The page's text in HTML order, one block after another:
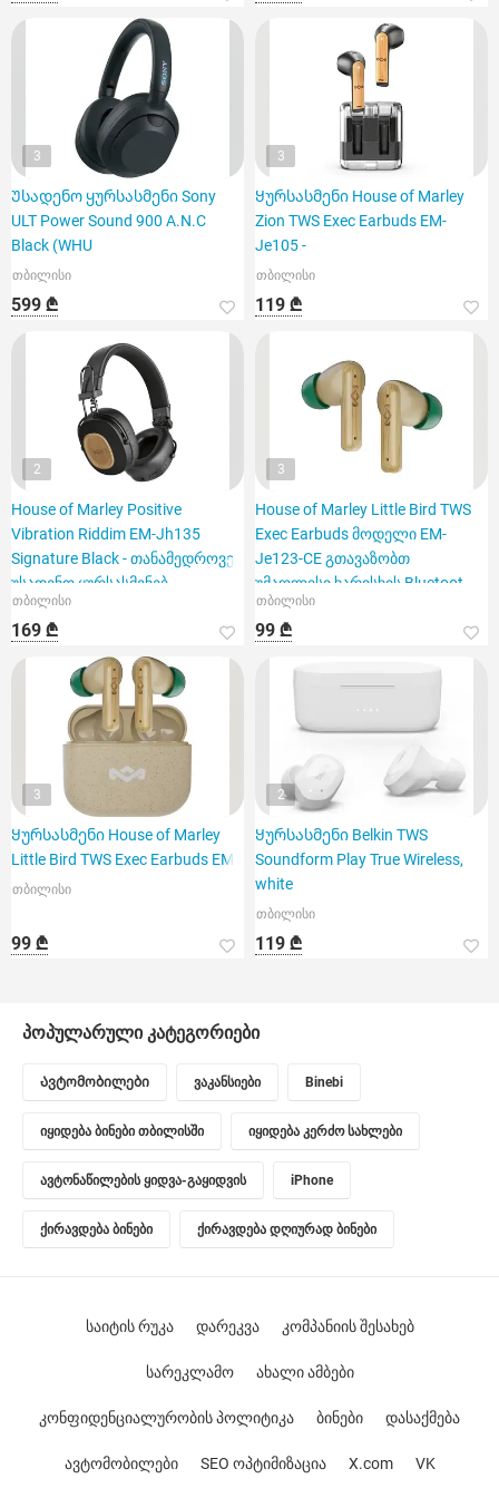
3
Უსადენო ყურსასმენი Sony
ULT Power Sound 900 A.N.C
Black (WHU
თბილისი
599 ₾
3
Ყურსასმენი House of Marley
Zion TWS Exec Earbuds EM-
Je105 -
თბილისი
119 ₾
2
House of Marley Positive
Vibration Riddim EM-Jh135
Signature Black - თანამედროვე
უსადენო ყურსასმენებ
თბილისი
169 ₾
3
House of Marley Little Bird TWS
Exec Earbuds მოდელი EM-
Je123-CE გთავაზობთ
უმაღლესი ხარისხის Bluetoot
თბილისი
99 ₾
3
Ყურსასმენი House of Marley
Little Bird TWS Exec Earbuds EM-
თბილისი
99 ₾
2
Ყურსასმენი Belkin TWS
Soundform Play True Wireless,
white
თბილისი
119 ₾
პოპულარული კატეგორიები
Ავტომობილები ვაკანსიები Binebi
იყიდება ბინები თბილისში იყიდება კერძო სახლები
ავტონაწილების ყიდვა-გაყიდვის iPhone
ქირავდება ბინები ქირავდება დღიურად ბინები
საიტის რუკა დარეკვა კომპანიის შესახებ
სარეკლამო ახალი ამბები
კონფიდენციალურობის პოლიტიკა ბინები დასაქმება
ავტომობილები SEO ოპტიმიზაცია X.com VK